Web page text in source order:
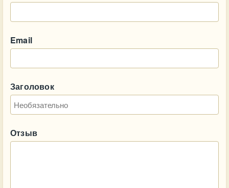
Email
Заголовок
Отзыв